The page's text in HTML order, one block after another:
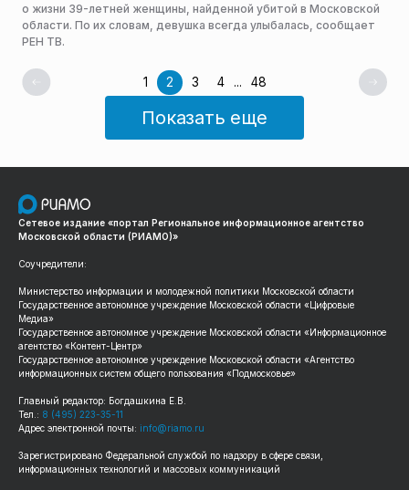
о жизни 39-летней женщины, найденной убитой в Московской
области. По их словам, девушка всегда улыбалась, сообщает
РЕН ТВ.
1 2 3 4 ... 48
Показать еще
Сетевое издание «портал Региональное информационное агентство
Московской области (РИАМО)»
Соучредители:
Министерство информации и молодежной политики Московской области
Государственное автономное учреждение Московской области «Цифровые
Медиа»
Государственное автономное учреждение Московской области «Информационное
агентство «Контент-Центр»
Государственное автономное учреждение Московской области «Агентство
информационных систем общего пользования «Подмосковье»
Главный редактор: Богдашкина Е.В.
Тел.: 8 (495) 223-35-11
Адрес электронной почты: info@riamo.ru
Зарегистрировано Федеральной службой по надзору в сфере связи,
информационных технологий и массовых коммуникаций